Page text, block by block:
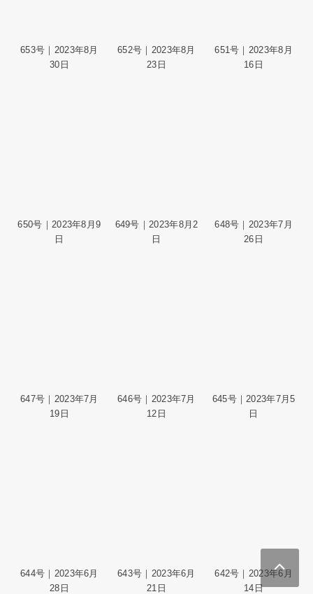
653号｜2023年8月
30日
652号｜2023年8月
23日
651号｜2023年8月
16日
650号｜2023年8月9
日
649号｜2023年8月2
日
648号｜2023年7月
26日
647号｜2023年7月
19日
646号｜2023年7月
12日
645号｜2023年7月5
日
644号｜2023年6月
28日
643号｜2023年6月
21日
642号｜2023年6月
14日